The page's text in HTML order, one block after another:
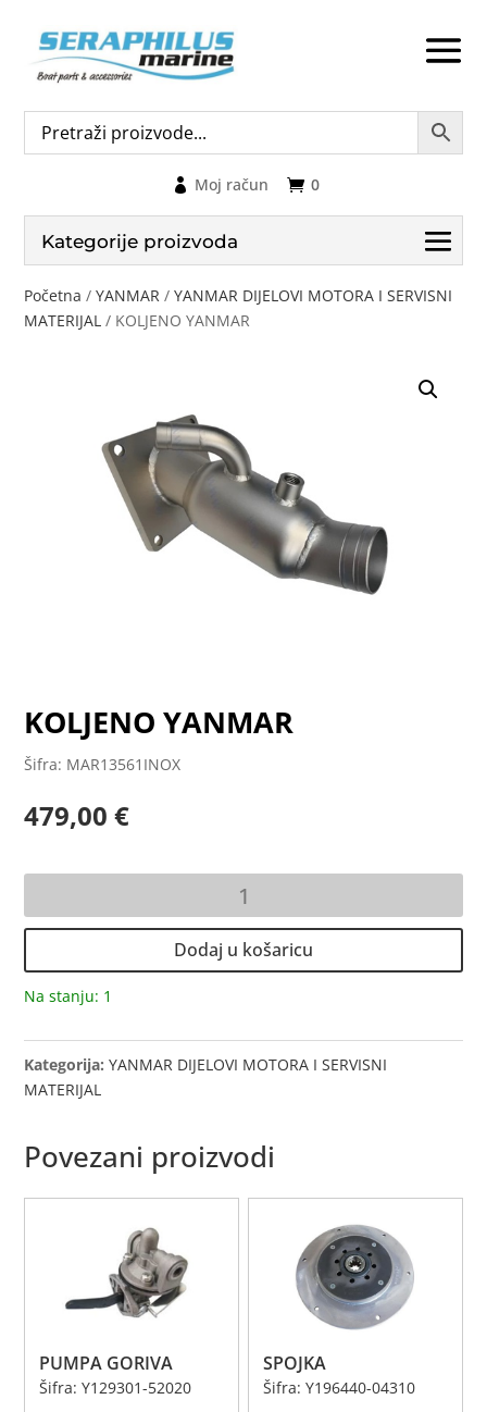
0
Moj račun
Kategorije proizvoda
Početna /YANMAR /YANMAR DIJELOVI MOTORA I SERVISNI
MATERIJAL / KOLJENO YANMAR
KOLJENO YANMAR
Šifra: MAR13561INOX
479,00€
količina
Dodaj u košaricu
Na stanju: 1
Kategorija:YANMAR DIJELOVI MOTORA I SERVISNI
MATERIJAL
Povezani proizvodi
PUMPA GORIVA
Šifra: Y129301-52020
SPOJKA
Šifra: Y196440-04310